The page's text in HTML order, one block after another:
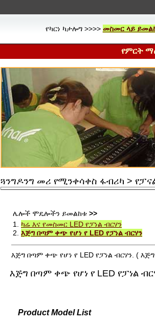
የካርነ ካታሎግ >>>> መስመር ላይ
የምርት
ጓንግዶንግ መሪ የሚንቀሳቀስ ፋብሪካ >
ሌሎች ሞዴሎችን ይመልከቱ >>
1. ካሬ እና የመስመር LED የፓነል ብርሃን
2. እጅግ በጣም ቀጭ የሆነ የ LED የፓነል ብርሃን
እጅግ በጣም ቀጭ የሆነ የ LED የፓነል ብርሃን. (
እጅግ በጣም ቀጭ የሆነ የ LED የፓነል
Product Model List